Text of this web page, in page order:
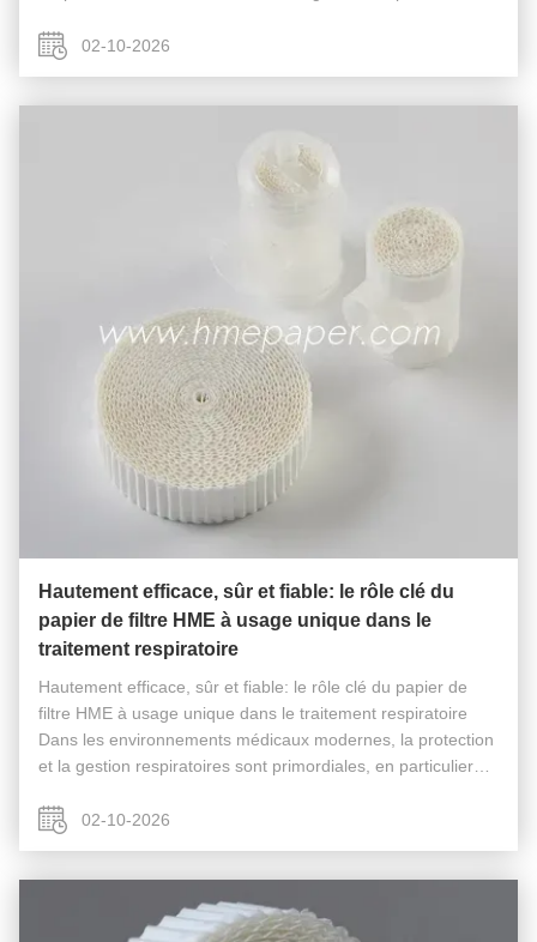
02-10-2026
Hautement efficace, sûr et fiable: le rôle clé du
papier de filtre HME à usage unique dans le
traitement respiratoire
Hautement efficace, sûr et fiable: le rôle clé du papier de
filtre HME à usage unique dans le traitement respiratoire
Dans les environnements médicaux modernes, la protection
et la gestion respiratoires sont primordiales, en particulier
...
02-10-2026